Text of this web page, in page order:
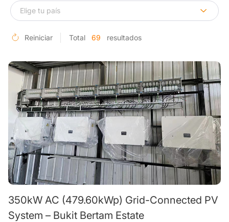
Reiniciar Total 69 resultados
350kW AC (479.60kWp) Grid-Connected PV
System – Bukit Bertam Estate